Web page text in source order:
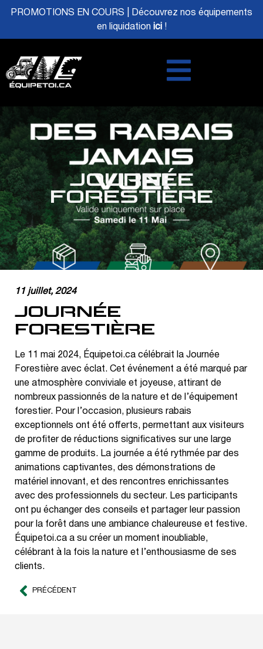
PROMOTIONS EN COURS | Découvrez nos équipements
en liquidation ici !
JOURNÉE
FORESTIÈRE
11 juillet, 2024
JOURNÉE
FORESTIÈRE
Le 11 mai 2024, Équipetoi.ca célébrait la Journée
Forestière avec éclat. Cet événement a été marqué par
une atmosphère conviviale et joyeuse, attirant de
nombreux passionnés de la nature et de l’équipement
forestier. Pour l’occasion, plusieurs rabais
exceptionnels ont été offerts, permettant aux visiteurs
de profiter de réductions significatives sur une large
gamme de produits. La journée a été rythmée par des
animations captivantes, des démonstrations de
matériel innovant, et des rencontres enrichissantes
avec des professionnels du secteur. Les participants
ont pu échanger des conseils et partager leur passion
pour la forêt dans une ambiance chaleureuse et festive.
Équipetoi.ca a su créer un moment inoubliable,
célébrant à la fois la nature et l’enthousiasme de ses
clients.
PRÉCÉDENT